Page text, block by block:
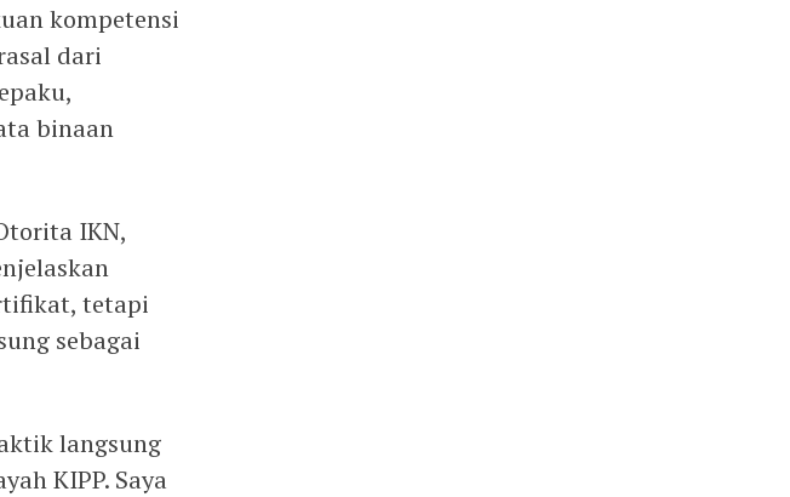
kompetensi
dari
binaan
IKN,
tetapi
sebagai
langsung
KIPP. Saya